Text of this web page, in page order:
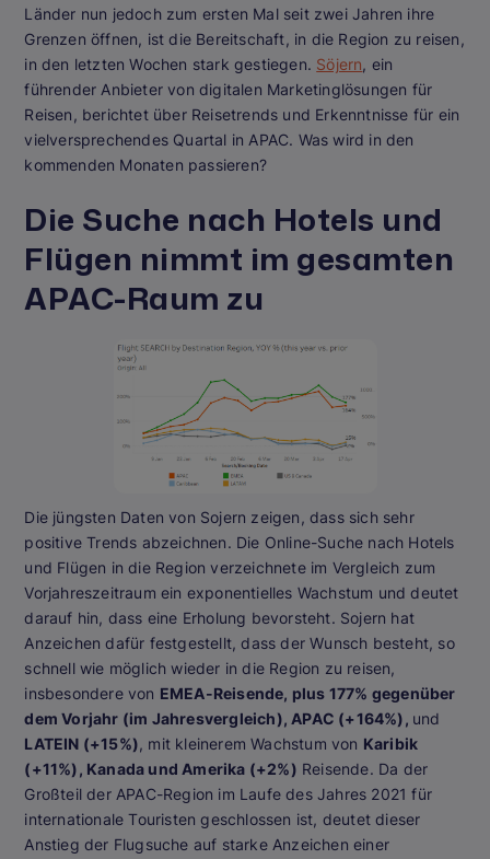
Länder nun jedoch zum ersten Mal seit zwei Jahren ihre
Grenzen öffnen, ist die Bereitschaft, in die Region zu reisen,
in den letzten Wochen stark gestiegen. Söjern, ein
führender Anbieter von digitalen Marketinglösungen für
Reisen, berichtet über Reisetrends und Erkenntnisse für ein
vielversprechendes Quartal in APAC. Was wird in den
kommenden Monaten passieren?
Die Suche nach Hotels und
Flügen nimmt im gesamten
APAC-Raum zu
Die jüngsten Daten von Sojern zeigen, dass sich sehr
positive Trends abzeichnen. Die Online-Suche nach Hotels
und Flügen in die Region verzeichnete im Vergleich zum
Vorjahreszeitraum ein exponentielles Wachstum und deutet
darauf hin, dass eine Erholung bevorsteht. Sojern hat
Anzeichen dafür festgestellt, dass der Wunsch besteht, so
schnell wie möglich wieder in die Region zu reisen,
insbesondere von EMEA-Reisende, plus 177% gegenüber
dem Vorjahr (im Jahresvergleich), APAC (+164%), und
LATEIN (+15%), mit kleinerem Wachstum von Karibik
(+11%), Kanada und Amerika (+2%) Reisende. Da der
Großteil der APAC-Region im Laufe des Jahres 2021 für
internationale Touristen geschlossen ist, deutet dieser
Anstieg der Flugsuche auf starke Anzeichen einer